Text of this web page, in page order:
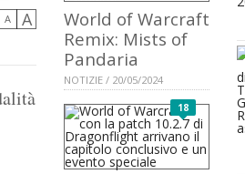
A A
World of Warcraft
Remix: Mists of
Pandaria
NOTIZIE / 20/05/2024
18